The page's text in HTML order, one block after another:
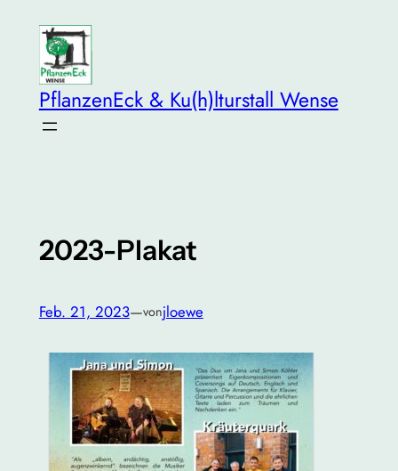
springen
PflanzenEck & Ku(h)lturstall Wense
2023-Plakat
Feb. 21, 2023—vonjloewe